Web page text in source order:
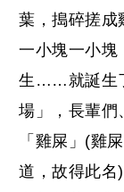
葉，搗碎搓成
一小塊一小塊
生……就誕生
場」，長輩們
「雞屎」(雞
道，故得此名